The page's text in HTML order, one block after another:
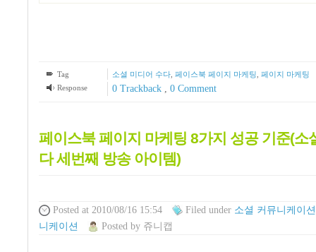
Tag 소셜 미디어 수다, 페이스북 페이지 마케팅 페이지 마케팅
Response
0 Trackback 0 Comment
페이스북 페이지 마케팅 8가지 성공 기준(소
다 세번째 방송 아이템)
Posted at 2010/08/16 15:54 Filedunder 소셜 커뮤니케이
니케이션
Postedby 쥬니캡